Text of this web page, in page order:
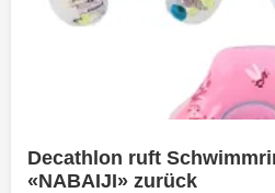
Decathlon ruft
«NABAIJI» zurück